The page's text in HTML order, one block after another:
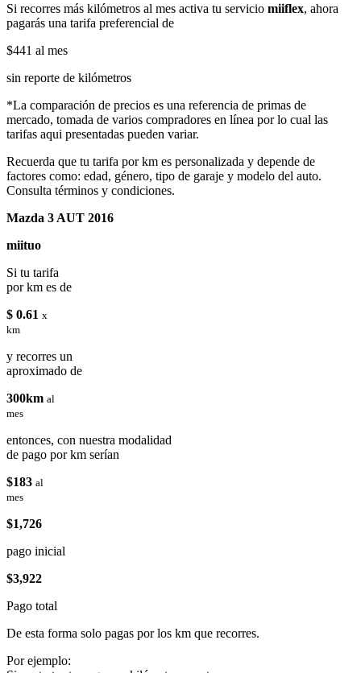
Si recorres más kilómetros al mes activa tu servicio miiflex, ahora
pagarás una tarifa preferencial de
$441 al mes
sin reporte de kilómetros
*La comparación de precios es una referencia de primas de
mercado, tomada de varios compradores en línea por lo cual las
tarifas aqui presentadas pueden variar.
Recuerda que tu tarifa por km es personalizada y depende de
factores como: edad, género, tipo de garaje y modelo del auto.
Consulta términos y condiciones.
Mazda 3 AUT 2016
miituo
Si tu tarifa
por km es de
$ 0.61 x
km
y recorres un
aproximado de
300km al
mes
entonces, con nuestra modalidad
de pago por km serían
$183 al
mes
$1,726
pago inicial
$3,922
Pago total
De esta forma solo pagas por los km que recorres.
Por ejemplo: